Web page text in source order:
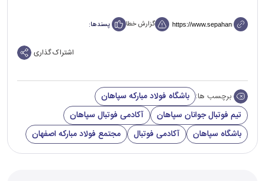
گزارش خطا پسندها:
اشتراک گذاری
برچسب ها: باشگاه فولاد مبارکه سپاهان
تیم فوتبال جوانان سپاهان
آکادمی فوتبال سپاهان
باشگاه سپاهان
آکادمی فوتبال مجتمع فولاد مبارکه اصفهان